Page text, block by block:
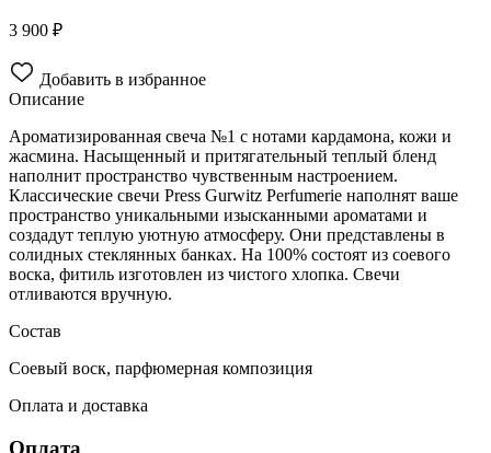
3 900 ₽
Добавить в избранное
Описание
Ароматизированная свеча №1 с нотами кардамона, кожи и
жасмина. Насыщенный и притягательный теплый бленд
наполнит пространство чувственным настроением.
Классические свечи Press Gurwitz Perfumerie наполнят ваше
пространство уникальными изысканными ароматами и
создадут теплую уютную атмосферу. Они представлены в
солидных стеклянных банках. На 100% состоят из соевого
воска, фитиль изготовлен из чистого хлопка. Свечи
отливаются вручную.
Состав
Соевый воск, парфюмерная композиция
Оплата и доставка
Оплата